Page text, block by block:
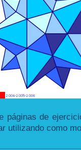
páginas de
utilizando como